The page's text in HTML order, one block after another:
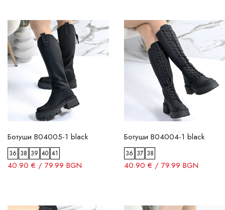
Ботуши B04005-1 black
36 38 39 40 41
40.90 € / 79.99 BGN
Ботуши B04004-1 black
36 37 38
40.90 € / 79.99 BGN